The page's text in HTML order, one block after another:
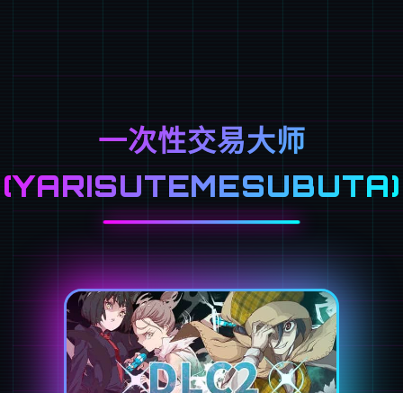
一次性交易大师
(YARISUTEMESUBUTA)